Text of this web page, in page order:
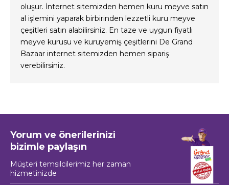
oluşur. İnternet sitemizden hemen kuru meyve satın
al işlemini yaparak birbirinden lezzetli kuru meyve
çeşitleri satın alabilirsiniz. En taze ve uygun fiyatlı
meyve kurusu ve kuruyemiş çeşitlerini De Grand
Bazaar internet sitemizden hemen sipariş
verebilirsiniz.
Yorum ve önerilerinizi
bizimle paylaşın
Müşteri temsilcilerimiz her zaman
hizmetinizde